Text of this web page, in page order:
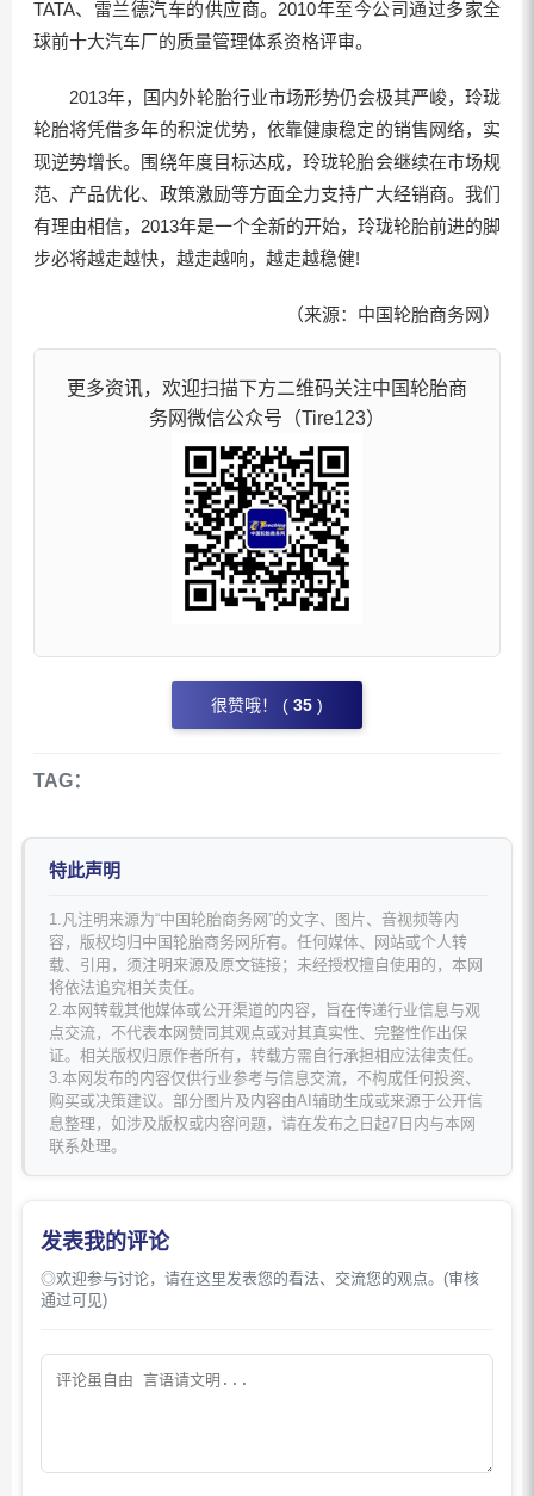
TATA、雷兰德汽车的供应商。2010年至今公司通过多家全
球前十大汽车厂的质量管理体系资格评审。
2013年，国内外轮胎行业市场形势仍会极其严峻，玲珑
轮胎将凭借多年的积淀优势，依靠健康稳定的销售网络，实
现逆势增长。围绕年度目标达成，玲珑轮胎会继续在市场规
范、产品优化、政策激励等方面全力支持广大经销商。我们
有理由相信，2013年是一个全新的开始，玲珑轮胎前进的脚
步必将越走越快，越走越响，越走越稳健!
（来源：中国轮胎商务网）
更多资讯，欢迎扫描下方二维码关注中国轮胎商
务网微信公众号（Tire123）
很赞哦！ ( 35 )
TAG：
特此声明
1.凡注明来源为“中国轮胎商务网”的文字、图片、音视频等内
容，版权均归中国轮胎商务网所有。任何媒体、网站或个人转
载、引用，须注明来源及原文链接；未经授权擅自使用的，本网
将依法追究相关责任。
2.本网转载其他媒体或公开渠道的内容，旨在传递行业信息与观
点交流，不代表本网赞同其观点或对其真实性、完整性作出保
证。相关版权归原作者所有，转载方需自行承担相应法律责任。
3.本网发布的内容仅供行业参考与信息交流，不构成任何投资、
购买或决策建议。部分图片及内容由AI辅助生成或来源于公开信
息整理，如涉及版权或内容问题，请在发布之日起7日内与本网
联系处理。
发表我的评论
◎欢迎参与讨论，请在这里发表您的看法、交流您的观点。(审核
通过可见)